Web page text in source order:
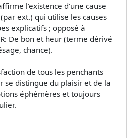
l'existence d'une cause
ext.) qui utilise les causes
explicatifs ; opposé à
De bon et heur (terme dérivé
chance).
de tous les penchants
se distingue du plaisir et de la
éphémères et toujours